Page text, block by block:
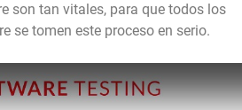
son tan vitales, para que todos los
se tomen este proceso en serio.